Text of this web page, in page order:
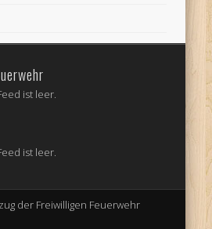
ist leer.
ist leer.
der Freiwilligen Feuerwehr